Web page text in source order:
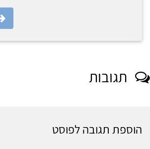
תגובות
הוספת תגובה לפוסט